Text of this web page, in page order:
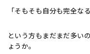
「そもそも自分も完全な
という方もまだまだ多い
ょうか。